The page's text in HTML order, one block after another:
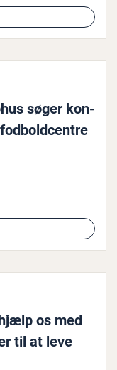
søger kon­
os med
til at leve